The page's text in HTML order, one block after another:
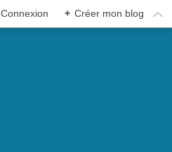
Connexion + Créer mon blog